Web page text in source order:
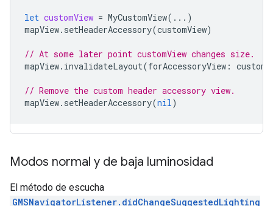
let customView = MyCustomView(...)
mapView. setHeaderAccessory(customView)
// At some later point customView changes size.
mapView. invalidateLayout(forAccessoryView :
// Remove the custom header accessory view.
mapView. setHeaderAccessory(nil)
Modos normal y de baja luminosidad
El método de escucha
GMSNavigatorListener.didChangeSuggestedLighting